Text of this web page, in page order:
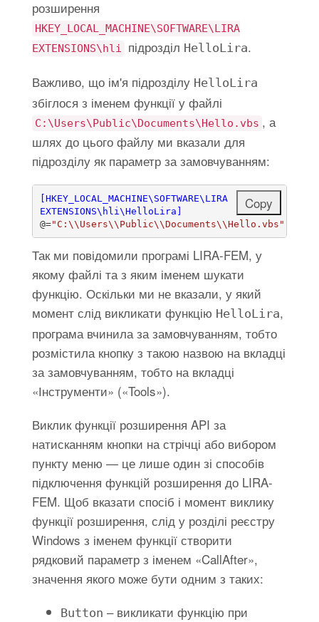
розширення
HKEY_LOCAL_MACHINE\SOFTWARE\LIRA
EXTENSIONS\hli
підрозділ HelloLira.
Важливо, що ім'я підрозділу HelloLira
збіглося з іменем функції у файлі
C:\Users\Public\Documents\Hello.vbs , а
шлях до цього файлу ми вказали для
підрозділу як параметр за замовчуванням:
Copy
[HKEY_LOCAL_MACHINE\SOFTWARE\LIRA
EXTENSIONS\hli\HelloLira]
@="C:\\Users\\Public\\Documents\\Hello.vbs"
Так ми повідомили програмі LIRA-FEM, у
якому файлі та з яким іменем шукати
функцію. Оскільки ми не вказали, у який
момент слід викликати функцію HelloLira,
програма вчинила за замовчуванням, тобто
розмістила кнопку з такою назвою на вкладці
за замовчуванням, тобто на вкладці
«Інструменти» («Tools»).
Виклик функції розширення API за
натисканням кнопки на стрічці або вибором
пункту меню — це лише один зі способів
підключення функцій розширення до LIRA-
FEM. Щоб вказати спосіб і момент виклику
функції розширення, слід у розділі реєстру
Windows з іменем функції створити
рядковий параметр з іменем «CallAfter»,
значення якого може бути одним з таких:
Button – викликати функцію при